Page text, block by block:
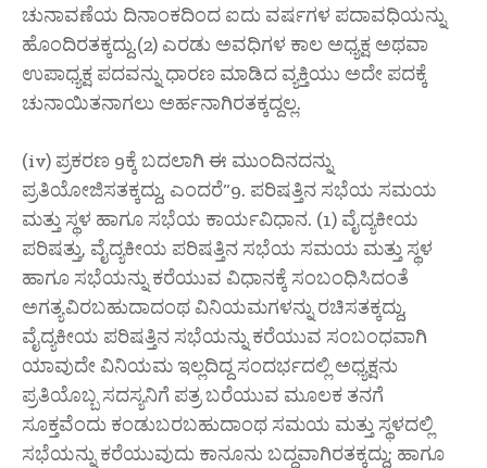
ಚುನಾವಣೆಯ ದಿನಾಂಕದಿಂದ ಐದು ವರ್ಷಗಳ ಪದಾವಧಿಯನ್ನು
ಹೊಂದಿರತಕ್ಕದ್ದು.(2) ಎರಡು ಅವಧಿಗಳ ಕಾಲ ಅಧ್ಯಕ್ಷ ಅಥವಾ
ಉಪಾಧ್ಯಕ್ಷ ಪದವನ್ನು ಧಾರಣ ಮಾಡಿದ ವ್ಯಕ್ತಿಯು ಅದೇ ಪದಕ್ಕೆ
ಚುನಾಯಿತನಾಗಲು ಅರ್ಹನಾಗಿರತಕ್ಕದ್ದಲ್ಲ.
(iv) ಪ್ರಕರಣ 9ಕ್ಕೆ ಬದಲಾಗಿ ಈ ಮುಂದಿನದನ್ನು
ಪ್ರತಿಯೋಜಿಸತಕ್ಕದ್ದು, ಎಂದರೆ“9. ಪರಿಷತ್ತಿನ ಸಭೆಯ ಸಮಯ
ಮತ್ತು ಸ್ಥಳ ಹಾಗೂ ಸಭೆಯ ಕಾರ್ಯವಿಧಾನ. (1) ವೈದ್ಯಕೀಯ
ಪರಿಷತ್ತು, ವೈದ್ಯಕೀಯ ಪರಿಷತ್ತಿನ ಸಭೆಯ ಸಮಯ ಮತ್ತು ಸ್ಥಳ
ಹಾಗೂ ಸಭೆಯನ್ನು ಕರೆಯುವ ವಿಧಾನಕ್ಕೆ ಸಂಬಂಧಿಸಿದಂತೆ
ಅಗತ್ಯವಿರಬಹುದಾದಂಥ ವಿನಿಯಮಗಳನ್ನು ರಚಿಸತಕ್ಕದ್ದು,
ವೈದ್ಯಕೀಯ ಪರಿಷತ್ತಿನ ಸಭೆಯನ್ನು ಕರೆಯುವ ಸಂಬಂಧವಾಗಿ
ಯಾವುದೇ ವಿನಿಯಮ ಇಲ್ಲದಿದ್ದ ಸಂದರ್ಭದಲ್ಲಿ ಅಧ್ಯಕ್ಷನು
ಪ್ರತಿಯೊಬ್ಬ ಸದಸ್ಯನಿಗೆ ಪತ್ರ ಬರೆಯುವ ಮೂಲಕ ತನಗೆ
ಸೂಕ್ತವೆಂದು ಕಂಡುಬರಬಹುದಾಂಥ ಸಮಯ ಮತ್ತು ಸ್ಥಳದಲ್ಲಿ
ಸಭೆಯನ್ನು ಕರೆಯುವುದು ಕಾನೂನು ಬದ್ಧವಾಗಿರತಕ್ಕದ್ದು; ಹಾಗೂ